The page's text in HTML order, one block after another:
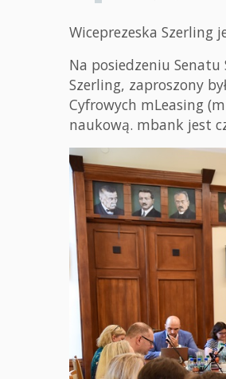
Wiceprezeska Szerling
Na posiedzeniu Senatu
Szerling, zaproszony
Cyfrowych mLeasing
naukową. mbank jest